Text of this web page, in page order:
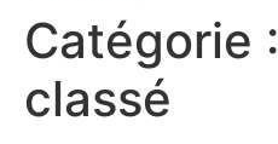
Catégorie :
classé